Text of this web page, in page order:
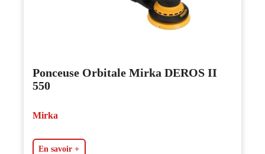
Ponceuse Orbitale Mirka DEROS II
550
Mirka
En savoir +